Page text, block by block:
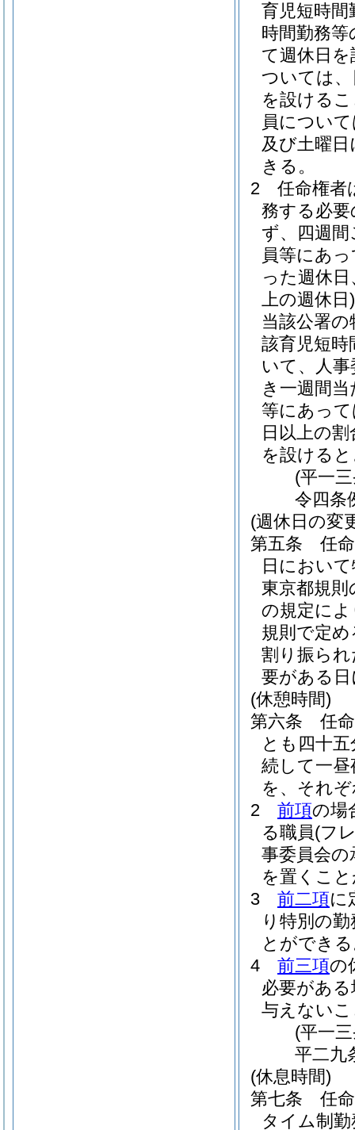
育児短時
時間勤務
て週休日
ついては
を設ける
員につい
及び土曜
きる。
2
任命権者
務する必
ず、四週
員等にあ
った週休
上の週休日)
当該公署
該育児短時
いて、人
き一週間
等にあっ
日以上の
を設ける
(平一
令四条
(週休日の変
第五条
任
日におい
東京都規
の規定に
規則で定
割り振ら
要がある
(休憩時間)
第六条
任
とも四十
続して一
を、それ
2
前項の場
る職員(フ
事委員会
を置くこ
3
前二項に
り特別の
とができ
4
前三項の
必要があ
与えない
(平一
平二九
(休息時間)
第七条
任
タイム制